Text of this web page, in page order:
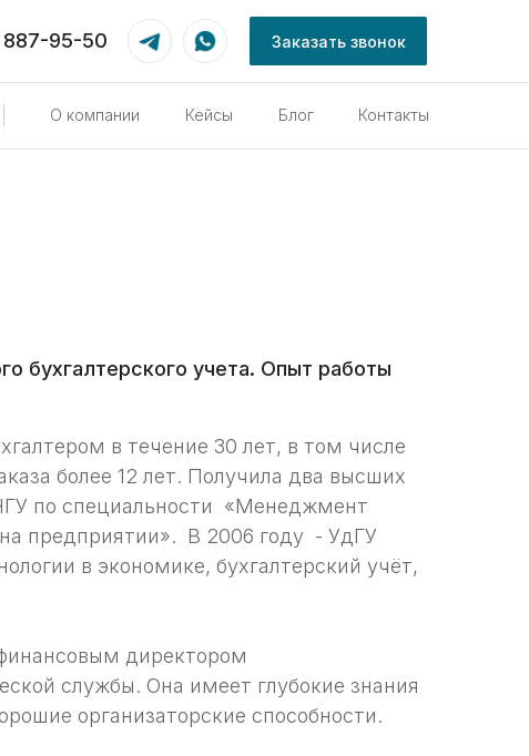
Заказать звонок
887-95-50
О компании Кейсы Блог Контакты
бухгалтерского учета. Опыт работы
в течение 30 лет, в том числе
более 12 лет. Получила два высших
по специальности «Менеджмент
предприятии». В 2006 году - УдГУ
в экономике, бухгалтерский учёт,
директором
службы. Она имеет глубокие знания
организаторские способности.